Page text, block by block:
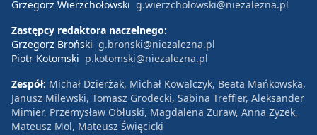
Grzegorz Wierzchołowski g.wierzcholowski@niezalezna.pl
Zastępcy redaktora naczelnego:
Grzegorz Broński g.bronski@niezalezna.pl
Piotr Kotomski p.kotomski@niezalezna.pl
Zespół: Michał Dzierżak, Michał Kowalczyk, Beata Mańkowska,
Janusz Milewski, Tomasz Grodecki, Sabina Treffler, Aleksander
Mimier, Przemysław Obłuski, Magdalena Żuraw, Anna Zyzek,
Mateusz Mol, Mateusz Święcicki